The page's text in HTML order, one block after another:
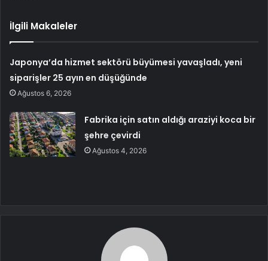
İlgili Makaleler
Japonya’da hizmet sektörü büyümesi yavaşladı, yeni
siparişler 25 ayın en düşüğünde
Ağustos 6, 2026
Fabrika için satın aldığı araziyi koca bir
şehre çevirdi
Ağustos 4, 2026